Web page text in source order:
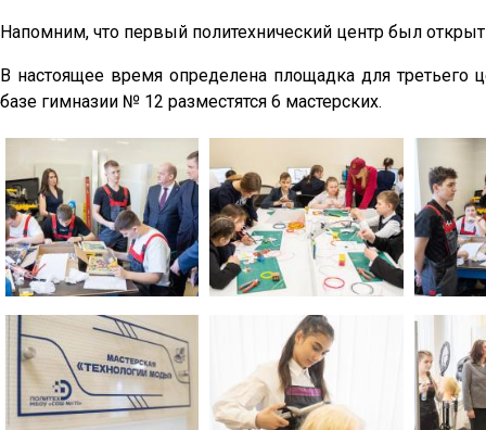
Напомним, что первый политехнический центр был
В настоящее время определена площадка для третьего
базе гимназии № 12 разместятся 6 мастерских.